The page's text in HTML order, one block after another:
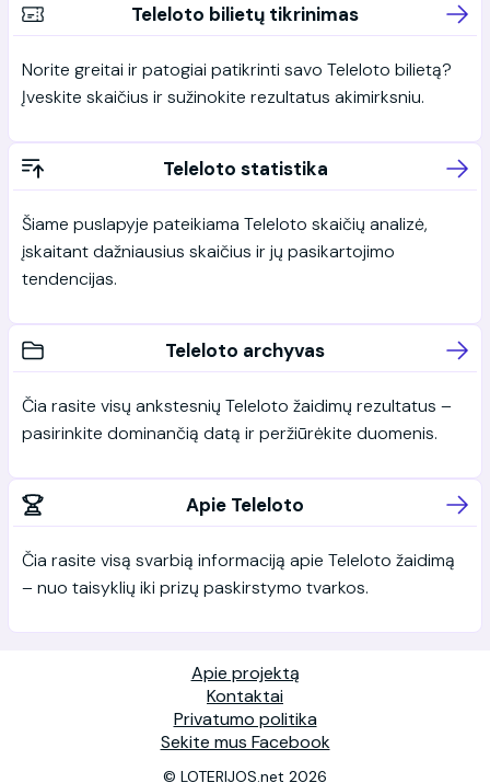
Teleloto bilietų tikrinimas
Norite greitai ir patogiai patikrinti savo Teleloto bilietą?
Įveskite skaičius ir sužinokite rezultatus akimirksniu.
Teleloto statistika
Šiame puslapyje pateikiama Teleloto skaičių analizė,
įskaitant dažniausius skaičius ir jų pasikartojimo
tendencijas.
Teleloto archyvas
Čia rasite visų ankstesnių Teleloto žaidimų rezultatus –
pasirinkite dominančią datą ir peržiūrėkite duomenis.
Apie Teleloto
Čia rasite visą svarbią informaciją apie Teleloto žaidimą
– nuo taisyklių iki prizų paskirstymo tvarkos.
Apie projektą
Kontaktai
Privatumo politika
Sekite mus Facebook
© LOTERIJOS.net 2026